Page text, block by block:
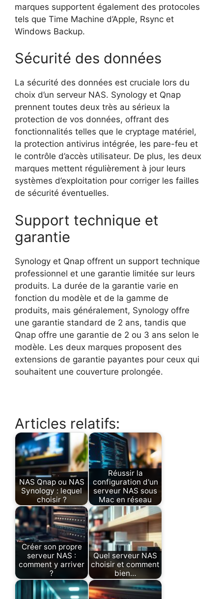
marques supportent également des protocoles
tels que Time Machine d’Apple, Rsync et
Windows Backup.
Sécurité des données
La sécurité des données est cruciale lors du
choix d’un serveur NAS. Synology et Qnap
prennent toutes deux très au sérieux la
protection de vos données, offrant des
fonctionnalités telles que le cryptage matériel,
la protection antivirus intégrée, les pare-feu et
le contrôle d’accès utilisateur. De plus, les deux
marques mettent régulièrement à jour leurs
systèmes d’exploitation pour corriger les failles
de sécurité éventuelles.
Support technique et
garantie
Synology et Qnap offrent un support technique
professionnel et une garantie limitée sur leurs
produits. La durée de la garantie varie en
fonction du modèle et de la gamme de
produits, mais généralement, Synology offre
une garantie standard de 2 ans, tandis que
Qnap offre une garantie de 2 ou 3 ans selon le
modèle. Les deux marques proposent des
extensions de garantie payantes pour ceux qui
souhaitent une couverture prolongée.
Articles relatifs:
NAS Qnap ou NAS
Synology : lequel
choisir ?
Réussir la
configuration d'un
serveur NAS sous
Mac en réseau
Créer son propre
serveur NAS :
comment y arriver
?
Quel serveur NAS
choisir et comment
bien…